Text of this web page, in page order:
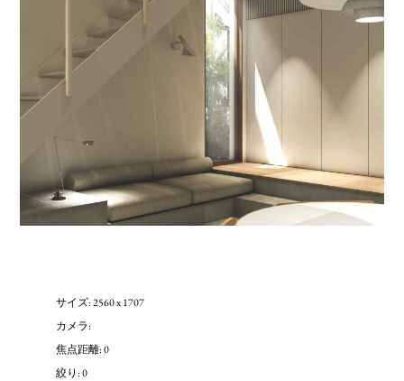
サイズ: 2560 x 1707
カメラ:
焦点距離: 0
絞り: 0